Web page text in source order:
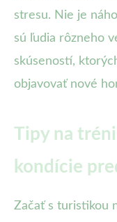
stresu. Nie je
sú ľudia rôzneho
skúseností,
objavovať nové
Tipy na
kondície
Začať s turistikou